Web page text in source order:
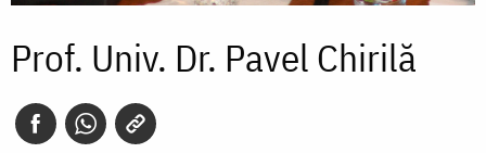
Prof. Univ. Dr. Pavel Chirilă